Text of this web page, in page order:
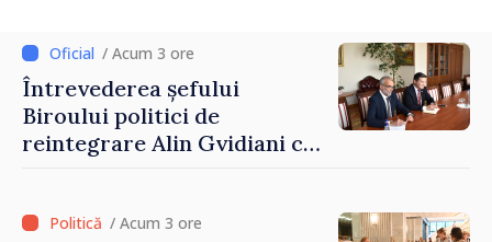
/ Acum 3 ore
Întrevederea șefului
Biroului politici de
reintegrare Alin Gvidiani cu
Crucii Roșii în Moldova
/ Acum 3 ore